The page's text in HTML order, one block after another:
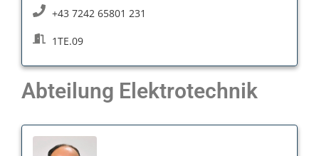
+43 7242 65801 231
1TE.09
Abteilung Elektrotechnik